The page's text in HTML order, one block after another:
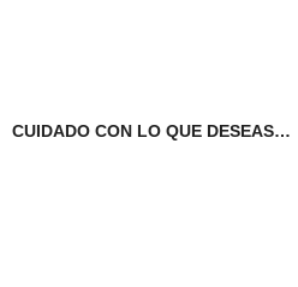
CUIDADO CON LO QUE DESEAS…